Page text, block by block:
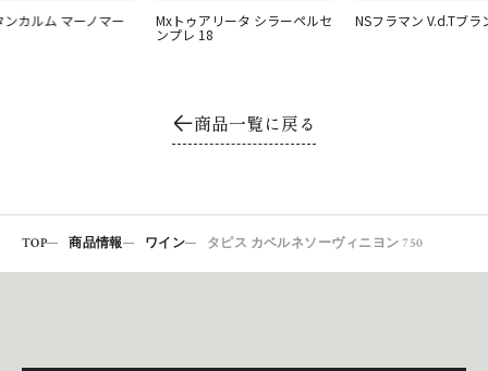
ンカルム マーノマー Mxトゥアリータ シラーペルセ
ンプレ 18
NSフラマン V.d.Tブラ
商品一覧に戻る
TOP 商品情報 ワイン タピス カベルネソーヴィニヨン 750